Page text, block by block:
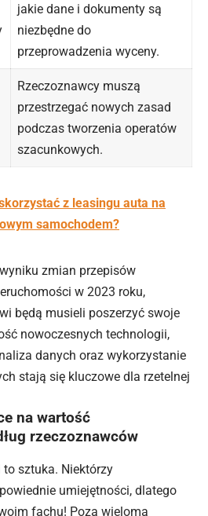
jakie dane i dokumenty są
niezbędne do
przeprowadzenia wyceny.
Rzeczoznawcy muszą
przestrzegać nowych zasad
podczas tworzenia operatów
szacunkowych.
z leasingu auta na
samochodem?
zmian przepisów
w 2023 roku,
będą musieli poszerzyć swoje
nowoczesnych technologii,
danych oraz wykorzystanie
stają się kluczowe dla rzetelnej
na wartość
rzeczoznawców
sztuka. Niektórzy
umiejętności, dlatego
fachu! Poza wieloma